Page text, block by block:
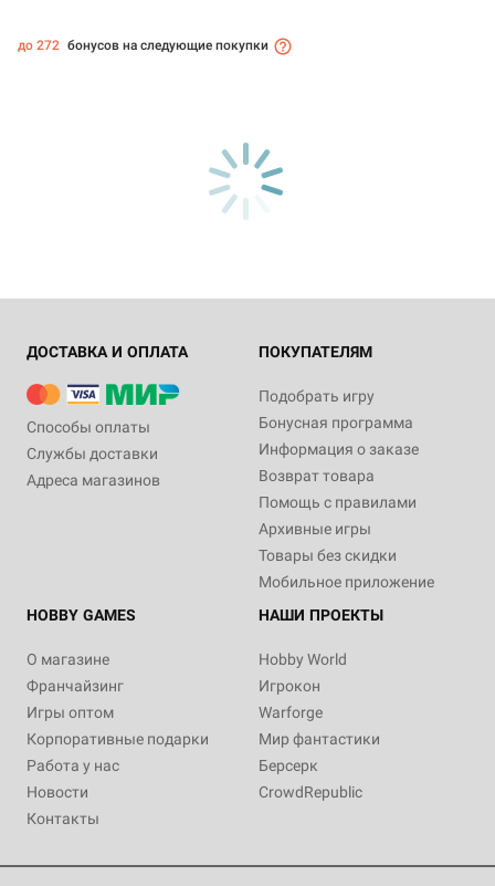
до 272 бонусов на следующие покупки
ДОСТАВКА И ОПЛАТА
Способы оплаты
Службы доставки
Адреса магазинов
ПОКУПАТЕЛЯМ
Подобрать игру
Бонусная программа
Информация о заказе
Возврат товара
Помощь с правилами
Архивные игры
Товары без скидки
Мобильное приложение
HOBBY GAMES
О магазине
Франчайзинг
Игры оптом
Корпоративные подарки
Работа у нас
Новости
Контакты
НАШИ ПРОЕКТЫ
Hobby World
Игрокон
Warforge
Мир фантастики
Берсерк
CrowdRepublic